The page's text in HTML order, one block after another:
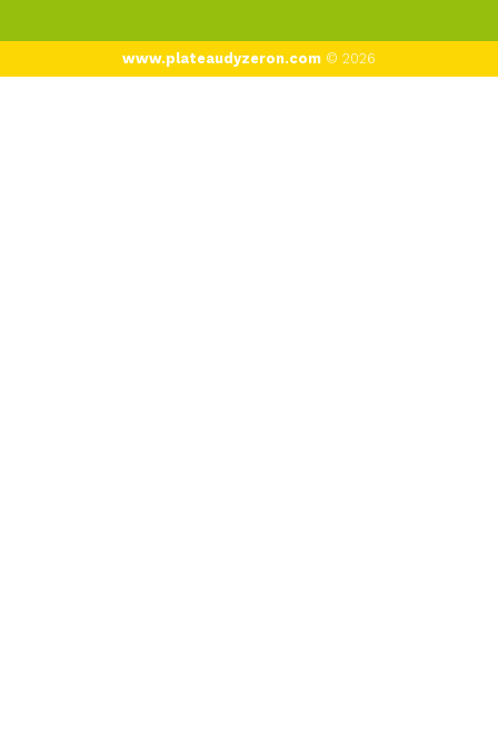
www.plateaudyzeron.com © 2026